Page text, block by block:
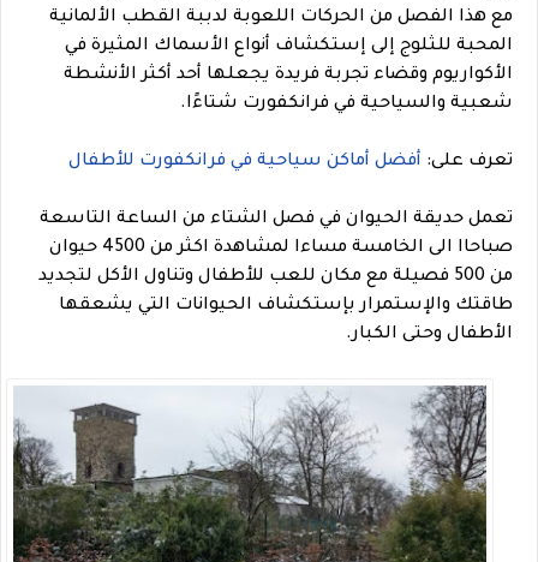
مع هذا الفصل من الحركات اللعوبة لدببة القطب الألمانية
المحبة للثلوج إلى إستكشاف أنواع الأسماك المثيرة في
الأكواريوم وقضاء تجربة فريدة يجعلها أحد أكثر الأنشطة
شعبية والسياحية في فرانكفورت شتاءًا.
تعرف على: أفضل أماكن سياحية في فرانكفورت للأطفال
تعمل حديقة الحيوان في فصل الشتاء من الساعة التاسعة
صباحاا الى الخامسة مساءا لمشاهدة اكثر من 4500 حيوان
من 500 فصيلة مع مكان للعب للأطفال وتناول الأكل لتجديد
طاقتك والإستمرار بإستكشاف الحيوانات التي يشعقها
الأطفال وحتى الكبار.